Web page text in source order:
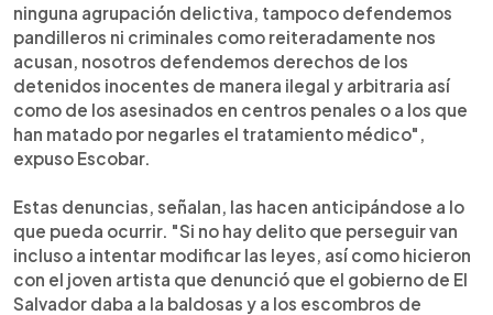
ninguna agrupación delictiva, tampoco defendemos
pandilleros ni criminales como reiteradamente nos
acusan, nosotros defendemos derechos de los
detenidos inocentes de manera ilegal y arbitraria así
como de los asesinados en centros penales o a los que
han matado por negarles el tratamiento médico",
expuso Escobar.
Estas denuncias, señalan, las hacen anticipándose a lo
que pueda ocurrir. "Si no hay delito que perseguir van
incluso a intentar modificar las leyes, así como hicieron
con el joven artista que denunció que el gobierno de El
Salvador daba a la baldosas y a los escombros de